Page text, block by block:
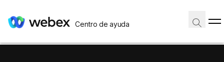
Centro de ayuda